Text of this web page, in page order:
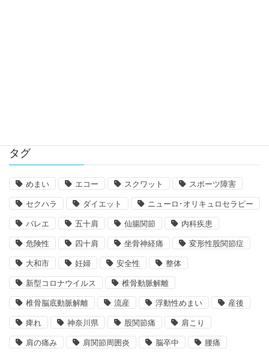
タグ
めまい エコー スクワット スポーツ障害
セクハラ ダイエット ニューロ･オリキュロセラピー
バレエ 五十肩 仙腸関節 内科疾患
危険性 四十肩 坐骨神経痛 変形性股関節症
大和市 妊婦 安全性 整体
新型コロナウイルス 椎骨動脈解離
椎骨脳底動脈解離 流産 浮動性めまい 産後
痺れ 神奈川県 股関節痛 肩こり
肩の痛み 肩関節周囲炎 脳卒中 腰痛